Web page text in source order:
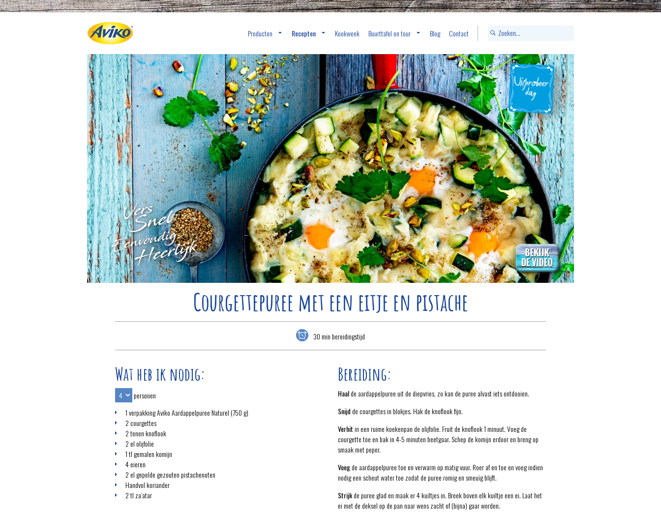
Producten Recepten Kookweek Buurttafel on tour Blog Contact
Courgettepuree met een eitje en pistache
30 min bereidingstijd
Wat heb ik nodig:
personen
1 verpakking Aviko Aardappelpuree Naturel (750 g)
2 courgettes
2 tenen knoflook
2 el olijfolie
1 tl gemalen komijn
4 eieren
2 el gepelde gezouten pistachenoten
Handvol koriander
2 tl za’atar
Bereiding:
Haalde aardappelpuree uit de diepvries, zo kan de puree alvast iets ontdooien.
Snijdde courgettes in blokjes. Hak de knoflook fijn.
Verhitin een ruime koekenpan de olijfolie. Fruit de knoflook 1 minuut. Voeg de
courgette toe en bak in 4-5 minuten beetgaar. Schep de komijn erdoor en breng op
smaak met peper.
Voegde aardappelpuree toe en verwarm op matig vuur. Roer af en toe en voeg indien
nodig een scheut water toe zodat de puree romig en smeuïg blijft.
Strijkde puree glad en maak er 4 kuiltjes in. Breek boven elk kuiltje een ei. Laat het
ei met de deksel op de pan naar wens zacht of (bijna) gaar worden.